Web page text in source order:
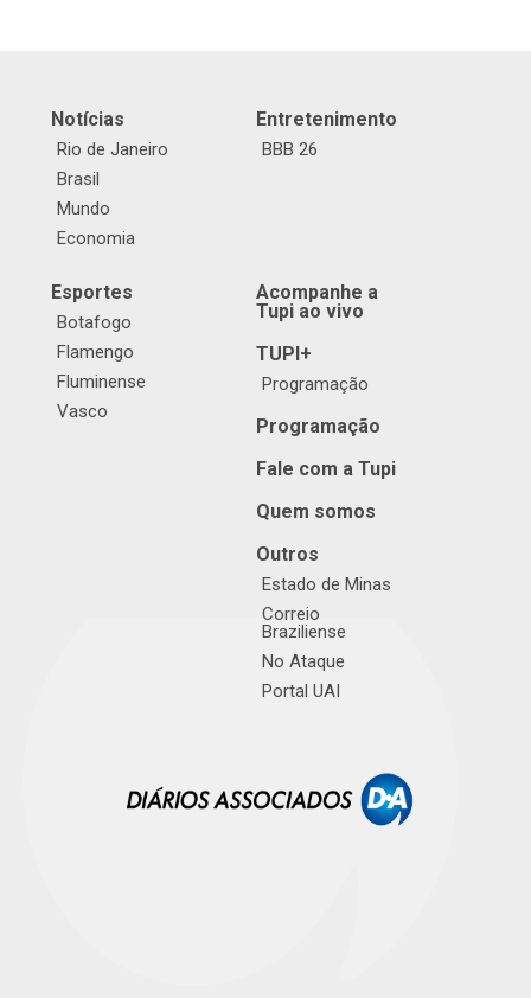
Notícias
Rio de Janeiro
Brasil
Mundo
Economia
Entretenimento
BBB 26
Esportes
Botafogo
Flamengo
Fluminense
Vasco
Acompanhe a
Tupi ao vivo
TUPI+
Programação
Programação
Fale com a Tupi
Quem somos
Outros
Estado de Minas
Correio
Braziliense
No Ataque
Portal UAI